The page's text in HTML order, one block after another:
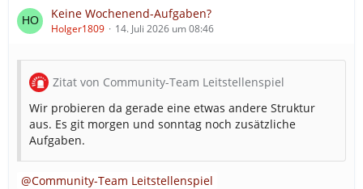
Keine Wochenend-Aufgaben?
Holger1809 14. Juli 2026 um 08:46
Zitat von Community-Team Leitstellenspiel
Wir probieren da gerade eine etwas andere Struktur
aus. Es git morgen und sonntag noch zusätzliche
Aufgaben.
Community-Team Leitstellenspiel